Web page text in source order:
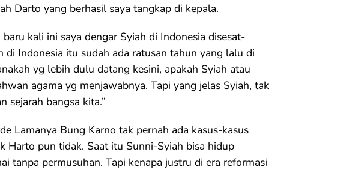
Darto yang berhasil saya tangkap di kepala.
kali ini saya dengar Syiah di Indonesia disesat-
di Indonesia itu sudah ada ratusan tahun yang lalu di
yg lebih dulu datang kesini, apakah Syiah atau
agama yg menjawabnya. Tapi yang jelas Syiah, tak
sejarah bangsa kita.”
Lamanya Bung Karno tak pernah ada kasus-kasus
Harto pun tidak. Saat itu Sunni-Syiah bisa hidup
tanpa permusuhan. Tapi kenapa justru di era reformasi